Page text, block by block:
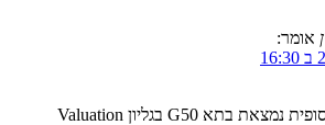
אומר:
התוצאה הסופית נמצאת בתא G50 בגליון Valuation